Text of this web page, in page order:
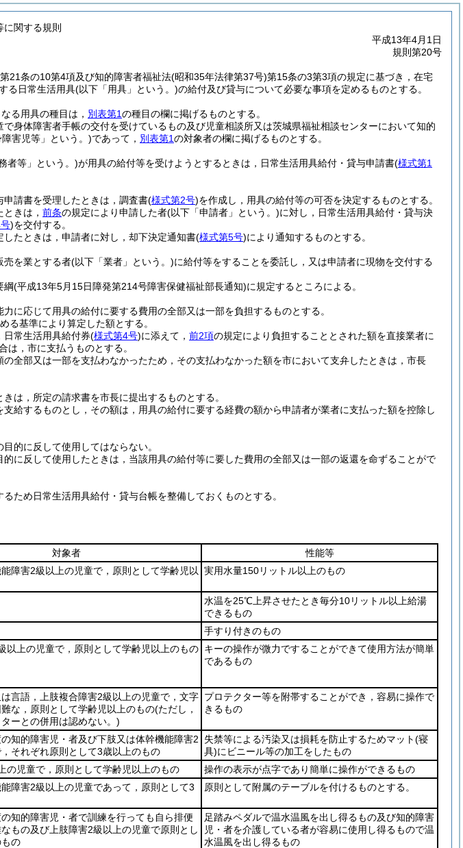
関する規則
平成13年4月1日
規則第20号
第21条の10第4項及び知的障害者福祉法(昭和35年法律第37号)第15条の3第3項の規定に基づき，在宅
る日常生活用具(以下「用具」という。)の給付及び貸与について必要な事項を定めるものとする。
る用具の種目は， 別表第1の種目の欄に掲げるものとする。
身体障害者手帳の交付を受けているもの及び児童相談所又は茨城県福祉相談センターにおいて知的
害児等」という。)であって， 別表第1の対象者の欄に掲げるものとする。
者等」という。)が用具の給付等を受けようとするときは，日常生活用具給付・貸与申請書(様式第1
請書を受理したときは，調査書(様式第2号)を作成し，用具の給付等の可否を決定するものとする。
きは， 前条の規定により申請した者(以下「申請者」という。)に対し，日常生活用具給付・貸与決
)を交付する。
たときは，申請者に対し，却下決定通知書(様式第5号)により通知するものとする。
売を業とする者(以下「業者」という。)に給付等をすることを委託し，又は申請者に現物を交付する
綱(平成13年5月15日障発第214号障害保健福祉部長通知)に規定するところによる。
に応じて用具の給付に要する費用の全部又は一部を負担するものとする。
る基準により算定した額とする。
常生活用具給付券(様式第4号)に添えて， 前2項の規定により負担することとされた額を直接業者に
は，市に支払うものとする。
全部又は一部を支払わなかったため，その支払わなかった額を市において支弁したときは，市長
は，所定の請求書を市長に提出するものとする。
給するものとし，その額は，用具の給付に要する経費の額から申請者が業者に支払った額を控除し
的に反して使用してはならない。
に反して使用したときは，当該用具の給付等に要した費用の全部又は一部の返還を命ずることがで
ため日常生活用具給付・貸与台帳を整備しておくものとする。
対象者
性能等
障害2級以上の児童で，原則として学齢児以
実用水量150リットル以上のもの
水温を25℃上昇させたとき毎分10リットル以上給湯
できるもの
手すり付きのもの
以上の児童で，原則として学齢児以上のもの キーの操作が微力ですることができて使用方法が簡単
であるもの
は言語，上肢複合障害2級以上の児童で，文字
な，原則として学齢児以上のもの(ただし，
ーとの併用は認めない。)
プロテクター等を附帯することができ，容易に操作で
きるもの
知的障害児・者及び下肢又は体幹機能障害2
それぞれ原則として3歳以上のもの
失禁等による汚染又は損耗を防止するためマット(寝
具)にビニール等の加工をしたもの
の児童で，原則として学齢児以上のもの
操作の表示が点字であり簡単に操作ができるもの
障害2級以上の児童であって，原則として3
原則として附属のテーブルを付けるものとする。
知的障害児・者で訓練を行っても自ら排便
もの及び上肢障害2級以上の児童で原則とし
の
足踏みペダルで温水温風を出し得るもの及び知的障害
児・者を介護している者が容易に使用し得るもので温
水温風を出し得るもの